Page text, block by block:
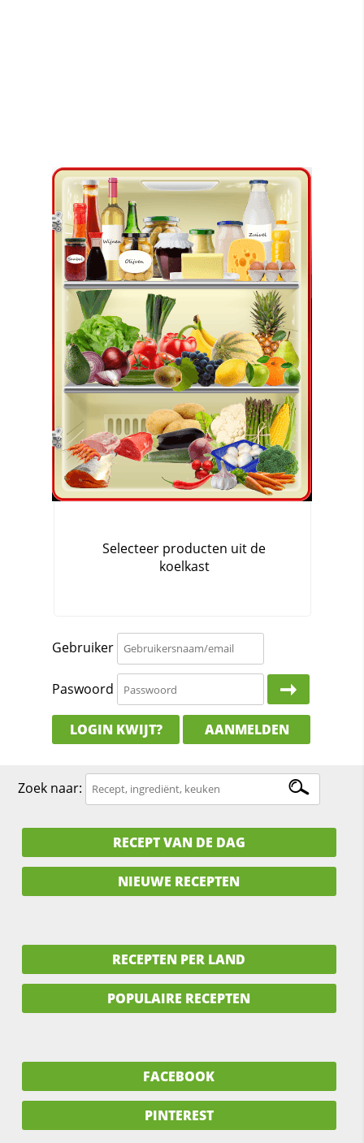
Gebruiker
Paswoord
LOGIN KWIJT? AANMELDEN
Zoek naar:
RECEPT VAN DE DAG
NIEUWE RECEPTEN
RECEPTEN PER LAND
POPULAIRE RECEPTEN
FACEBOOK
PINTEREST